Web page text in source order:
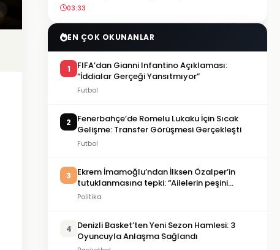
03:33
EN ÇOK OKUNANLAR
1
FIFA’dan Gianni Infantino Açıklaması:
“İddialar Gerçeği Yansıtmıyor”
Futbol
2
Fenerbahçe’de Romelu Lukaku İçin Sıcak
Gelişme: Transfer Görüşmesi Gerçekleşti
Futbol
3
Ekrem İmamoğlu’ndan İlksen Özalper’in
tutuklanmasına tepki: “Ailelerin peşini
bırakın”
Politika
4
Denizli Basket’ten Yeni Sezon Hamlesi: 3
Oyuncuyla Anlaşma Sağlandı